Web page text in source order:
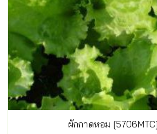
ผักกาดหอม [5706MTC]